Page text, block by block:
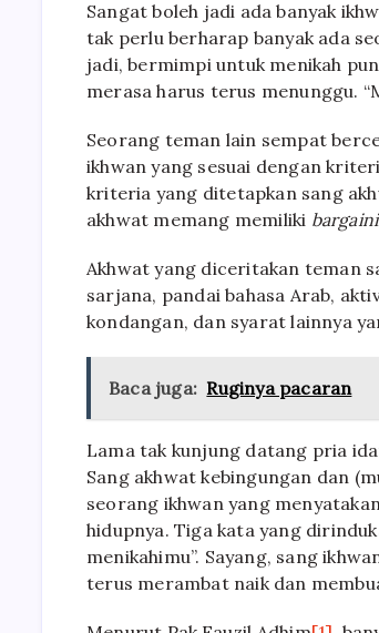
Sangat boleh jadi ada banyak
tak perlu berharap banyak ada
jadi, bermimpi untuk menikah
merasa harus terus menunggu.
Seorang teman lain sempat
ikhwan yang sesuai dengan
kriteria yang ditetapkan sang
akhwat memang memiliki
Akhwat yang diceritakan teman
sarjana, pandai bahasa Arab,
kondangan, dan syarat lainnya
Baca juga: Ruginya pacaran
Lama tak kunjung datang pria
Sang akhwat kebingungan dan
seorang ikhwan yang
hidupnya. Tiga kata yang
menikahimu”. Sayang, sang
terus merambat naik dan